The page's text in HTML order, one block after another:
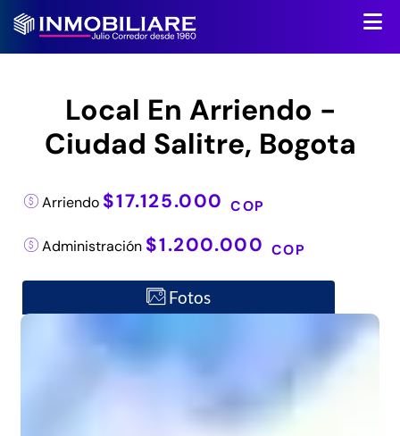
Local En Arriendo -
Ciudad Salitre, Bogota
Arriendo $17.125.000COP
Administración $1.200.000 COP
Fotos